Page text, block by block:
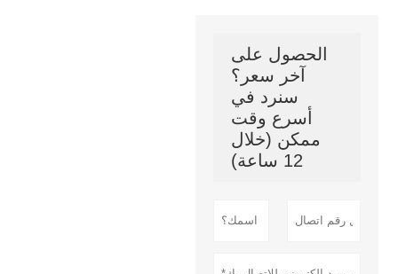
الحصول على
آخر سعر؟
سنرد في
أسرع وقت
ممكن (خلال
12 ساعة)